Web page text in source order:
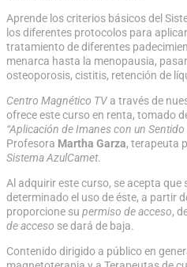
Aprende los criterios básicos del
los diferentes protocolos para
tratamiento de diferentes
menarca hasta la menopausia,
osteoporosis, cistitis, retención de
Centro Magnético TV a través de
ofrece este curso en renta, tomado
“Aplicación de Imanes con un Sentido
Profesora Martha Garza, terapeuta
Sistema AzulCamet.
Al adquirir este curso, se acepta que
determinado el uso de éste, a partir
proporcione su permiso de acceso,
de acceso se dará de baja.
Contenido dirigido a público en